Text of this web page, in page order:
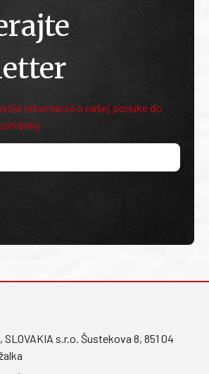
informácie o našej ponuke do
SLOVAKIA s.r.o. Šustekova 8, 851 04